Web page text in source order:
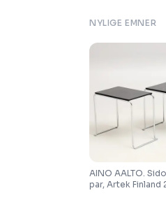
NYLIGE EMNER
AINO AALTO.
par, Artek